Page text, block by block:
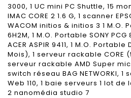
3000, 1 UC mini PC Shuttle, 15
IMAC CORE 2 1.6 G, 1 scanner
WACOM initios & initios 3 1 M.O.
6H2M, 1 M.O. Portable SONY
ACER ASPIR 9411, 1 M.O. Portable
Mois), 1 serveur rackable CORE
serveur rackable AMD Super
switch réseau BAG NETWORKI, 1
Web 110, 1 baie serveurs 1 lot de
2 nanomédia studio 7